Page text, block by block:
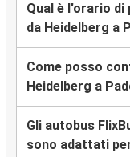
Qual è l'orario
da Heidelberg a
Come posso
Heidelberg a
Gli autobus
sono adattati